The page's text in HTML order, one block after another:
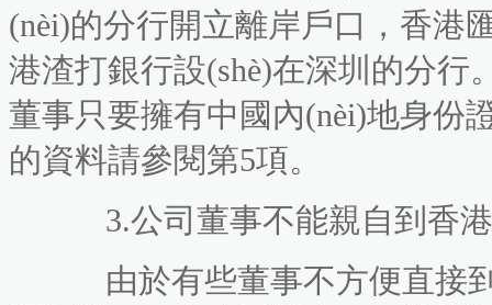
(nèi)的分行開立離岸戶口，香港
港渣打銀行設(shè)在深圳的分行
董事只要擁有中國內(nèi)地身份證
的資料請參閱第5項。
3.公司董事不能親自到香港
由於有些董事不方便直接到香